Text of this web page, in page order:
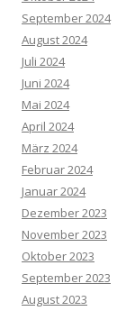
September 2024
August 2024
Juli 2024
Juni 2024
Mai 2024
April 2024
März 2024
Februar 2024
Januar 2024
Dezember 2023
November 2023
Oktober 2023
September 2023
August 2023